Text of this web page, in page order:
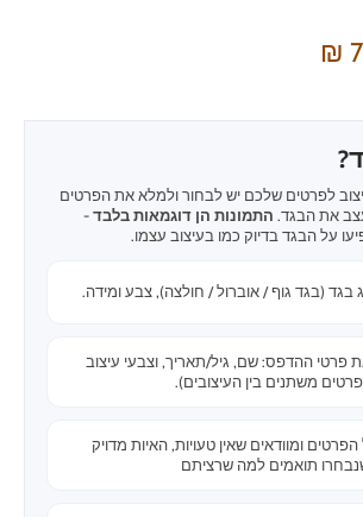
לפרטים שלכם יש לבחור ולמלא את הפרטים
את הבגד. התמונות הן דוגמאות בלבד -
על הבגד בדיוק כמו בעיצוב עצמו.
בגד (בגד גוף / אוברול / חולצה), צבע ומידה.
פרטי ההדפס: שם, גיל/תאריך, וצבעי עיצוב
משתנים בין העיצובים).
ומוודאים שאין טעויות, האיות מדויק
תואמים למה שרציתם